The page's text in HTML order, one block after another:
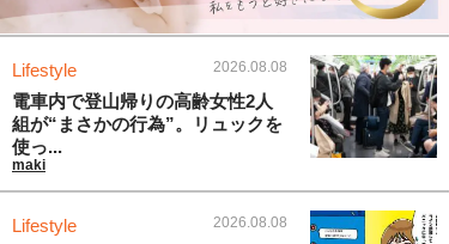
Lifestyle 2026.08.08
電車内で登山帰りの高齢女性2人
組が“まさかの行為”。リュックを
使っ...
maki
Lifestyle 2026.08.08